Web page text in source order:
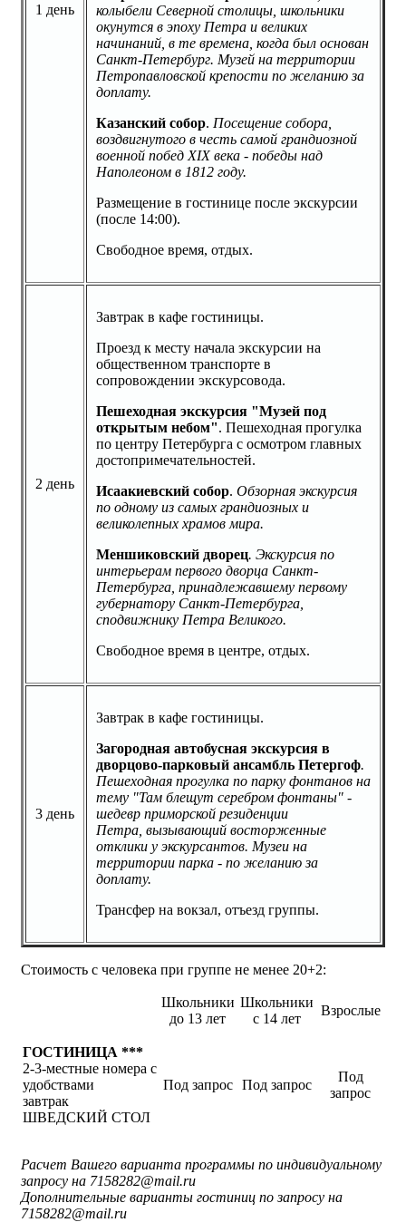
1 день
колыбели Северной столицы, школьники
окунутся в эпоху Петра и великих
начинаний, в те времена, когда был основан
Санкт-Петербург. Музей на территории
Петропавловской крепости по желанию за
доплату.
Казанский собор. Посещение собора,
воздвигнутого в честь самой грандиозной
военной побед XIX века - победы над
Наполеоном в 1812 году.
Размещение в гостинице после экскурсии
(после 14:00).
Свободное время, отдых.
2 день
Завтрак в кафе гостиницы.
Проезд к месту начала экскурсии на
общественном транспорте в
сопровождении экскурсовода.
Пешеходная экскурсия "Музей под
открытым небом". Пешеходная прогулка
по центру Петербурга с осмотром главных
достопримечательностей.
Исаакиевский собор. Обзорная экскурсия
по одному из самых грандиозных и
великолепных храмов мира.
Меншиковский дворец. Экскурсия по
интерьерам первого дворца Санкт-
Петербурга, принадлежавшему первому
губернатору Санкт-Петербурга,
сподвижнику Петра Великого.
Свободное время в центре, отдых.
3 день
Завтрак в кафе гостиницы.
Загородная автобусная экскурсия в
дворцово-парковый ансамбль Петергоф.
Пешеходная прогулка по парку фонтанов на
тему "Там блещут серебром фонтаны" -
шедевр приморской резиденции
Петра, вызывающий восторженные
отклики у экскурсантов. Музеи на
территории парка - по желанию за
доплату.
Трансфер на вокзал, отъезд группы.
Стоимость с человека при группе не менее 20+2:
Школьники
до 13 лет
Школьники
с 14 лет
Взрослые
ГОСТИНИЦА ***
2-3-местные номера с
удобствами
завтрак
ШВЕДСКИЙ СТОЛ
Под запрос Под запрос
Под
запрос
Расчет Вашего варианта программы по индивидуальному
запросу на 7158282@mail.ru
Дополнительные варианты гостиниц по запросу на
7158282@mail.ru